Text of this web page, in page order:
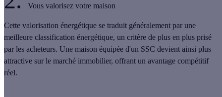
Vous valorisez votre maison
Cette valorisation énergétique se traduit généralement par une
meilleure classification énergétique, un critère de plus en plus prisé
par les acheteurs. Une maison équipée d'un SSC devient ainsi plus
attractive sur le marché immobilier, offrant un avantage compétitif
réel.